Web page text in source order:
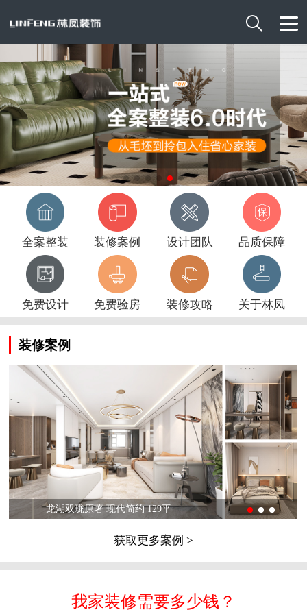

全案整装 装修案例 设计团队 品质保障
免费设计 免费验房 装修攻略 关于林凤
装修案例
龙湖双珑原著 现代简约 129平
获取更多案例 >
我家装修需要多少钱？